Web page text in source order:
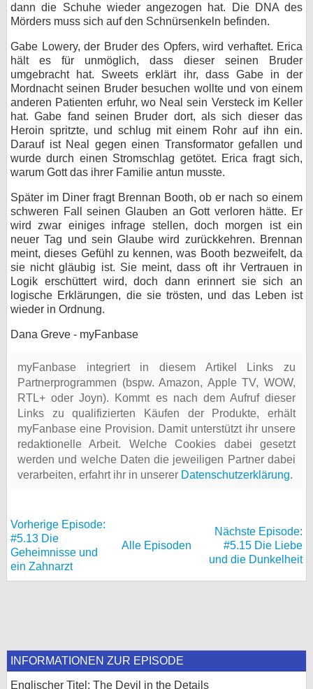
dann die Schuhe wieder angezogen hat. Die DNA des
Mörders muss sich auf den Schnürsenkeln befinden.
Gabe Lowery, der Bruder des Opfers, wird verhaftet. Erica
hält es für unmöglich, dass dieser seinen Bruder
umgebracht hat. Sweets erklärt ihr, dass Gabe in der
Mordnacht seinen Bruder besuchen wollte und von einem
anderen Patienten erfuhr, wo Neal sein Versteck im Keller
hat. Gabe fand seinen Bruder dort, als sich dieser das
Heroin spritzte, und schlug mit einem Rohr auf ihn ein.
Darauf ist Neal gegen einen Transformator gefallen und
wurde durch einen Stromschlag getötet. Erica fragt sich,
warum Gott das ihrer Familie antun musste.
Später im Diner fragt Brennan Booth, ob er nach so einem
schweren Fall seinen Glauben an Gott verloren hätte. Er
wird zwar einiges infrage stellen, doch morgen ist ein
neuer Tag und sein Glaube wird zurückkehren. Brennan
meint, dieses Gefühl zu kennen, was Booth bezweifelt, da
sie nicht gläubig ist. Sie meint, dass oft ihr Vertrauen in
Logik erschüttert wird, doch dann erinnert sie sich an
logische Erklärungen, die sie trösten, und das Leben ist
wieder in Ordnung.
Dana Greve - myFanbase
myFanbase integriert in diesem Artikel Links zu
Partnerprogrammen (bspw. Amazon, Apple TV, WOW,
RTL+ oder Joyn). Kommt es nach dem Aufruf dieser
Links zu qualifizierten Käufen der Produkte, erhält
myFanbase eine Provision. Damit unterstützt ihr unsere
redaktionelle Arbeit. Welche Cookies dabei gesetzt
werden und welche Daten die jeweiligen Partner dabei
verarbeiten, erfahrt ihr in unserer Datenschutzerklärung.
Vorherige Episode:
#5.13 Die
Geheimnisse und
ein Zahnarzt
Alle Episoden
Nächste Episode:
#5.15 Die Liebe
und die Dunkelheit
INFORMATIONEN ZUR EPISODE
Englischer Titel: The Devil in the Details